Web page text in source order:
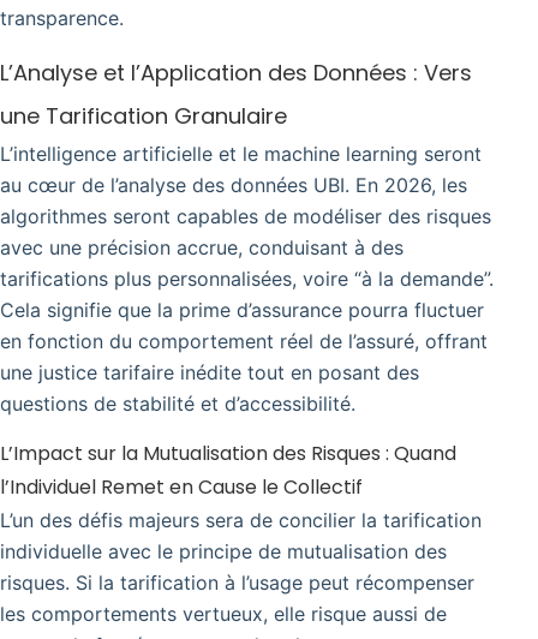
transparence.
L’Analyse et l’Application des Données : Vers
une Tarification Granulaire
L’intelligence artificielle et le machine learning seront
au cœur de l’analyse des données UBI. En 2026, les
algorithmes seront capables de modéliser des risques
avec une précision accrue, conduisant à des
tarifications plus personnalisées, voire “à la demande”.
Cela signifie que la prime d’assurance pourra fluctuer
en fonction du comportement réel de l’assuré, offrant
une justice tarifaire inédite tout en posant des
questions de stabilité et d’accessibilité.
L’Impact sur la Mutualisation des Risques : Quand
l’Individuel Remet en Cause le Collectif
L’un des défis majeurs sera de concilier la tarification
individuelle avec le principe de mutualisation des
risques. Si la tarification à l’usage peut récompenser
les comportements vertueux, elle risque aussi de